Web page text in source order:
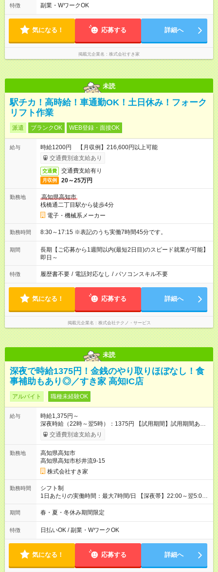
す。 必ず、2名以上での勤務を行いますので、安心して働けま
す。
特徴 副業・WワークOK
気になる！ 応募する 詳細へ
掲載元企業名 株式会社すき家
未読
駅チカ！高時給！車通勤OK！土日休み！フォーク
リフト作業
派遣 ブランクOK WEB登録・面接OK
給与
時給1200円 【月収例】216,600円以上可能
交通費別途支給あり
交通費 交通費支給有り
月収例 20～25万円
勤務地
高知県高知市
桟橋通二丁目駅から徒歩4分
電子・機械系メーカー
勤務時間 8:30～17:15 ※表記のうち実働7時間45分です。
期間
長期【ご応募から1週間以内(最短2日目)のスピード就業が可能】
即日～
特徴 履歴書不要 / 電話対応なし / パソコンスキル不要
気になる！ 応募する 詳細へ
掲載元企業名 株式会社テクノ・サービス
未読
深夜で時給1375円！金銭のやり取りほぼなし！食
事補助もあり◎／すき家 高知IC店
アルバイト 職種未経験OK
給与
時給1,375円～
深夜時給（22時～翌5時）：1375円 【試用期間】試用期間あり
試用期間の長さ：1ヶ月 雇用形態、給与は本採用時と同じです。
試用期間の実態は30日（※条件変更なし）ですが、切り上げで
同時給）
交通費別途支給あり
勤務地
高知県高知市
高知県高知市杉井流9-15
株式会社すき家
勤務時間
シフト制
1日あたりの実働時間：最大7時間/日 【深夜帯】22:00～翌5:00
週2日～・1日2h～OK◎ ※22:00から翌5:00までは18歳以上の方
のみ勤務可能です（18歳未満の深夜業務禁止のため） ★深夜で
す。 必ず、2名以上での勤務を行いますので、安心して働けま
す。
期間 春・夏・冬休み期間限定
特徴 日払いOK / 副業・WワークOK
気になる！ 応募する 詳細へ